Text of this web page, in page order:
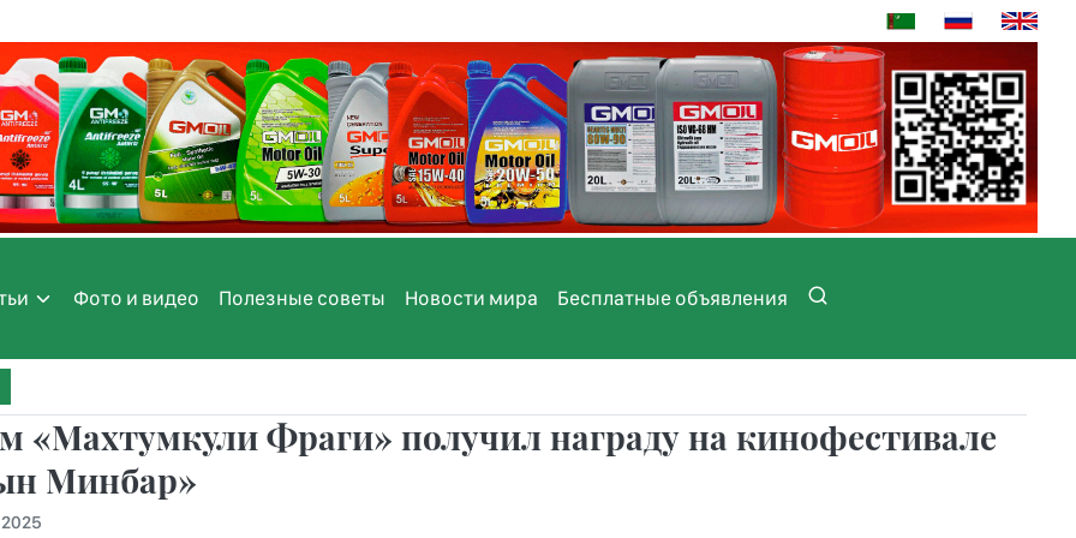
Фото и видео Полезные советы Новости мира Бесплатные объявления
«Махтумкули Фраги» получил награду на кинофестивале
Минбар»